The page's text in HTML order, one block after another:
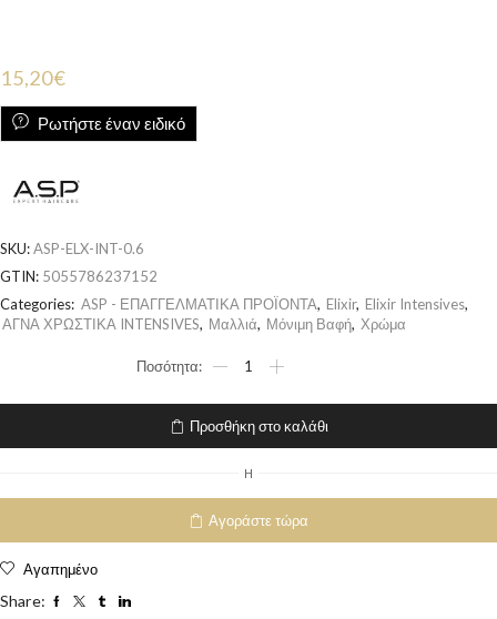
15,20€
Ρωτήστε έναν ειδικό
SKU:ASP-ELX-INT-0.6
GTIN: 5055786237152
Categories: ASP - ΕΠΑΓΓΕΛΜΑΤΙΚΑ ΠΡΟΪΟΝΤΑ, Elixir, Elixir Intensives,
ΑΓΝΑ ΧΡΩΣΤΙΚΑ INTENSIVES, Μαλλιά, Μόνιμη Βαφή, Χρώμα
Προσθήκη στο καλάθι
H
Αγοράστε τώρα
Αγαπημένο
Share: